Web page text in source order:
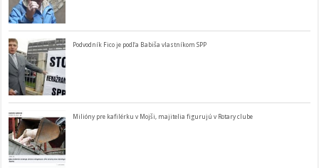
Podvodník Fico je podľa Babiša vlastníkom SPP
Milióny pre kafilérku v Mojši, majitelia figurujú v Rotary clube